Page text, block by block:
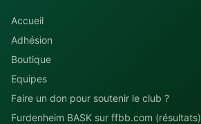
Accueil
Adhésion
Boutique
Equipes
Faire un don pour soutenir le club ?
Furdenheim BASK sur ffbb.com (résultats)